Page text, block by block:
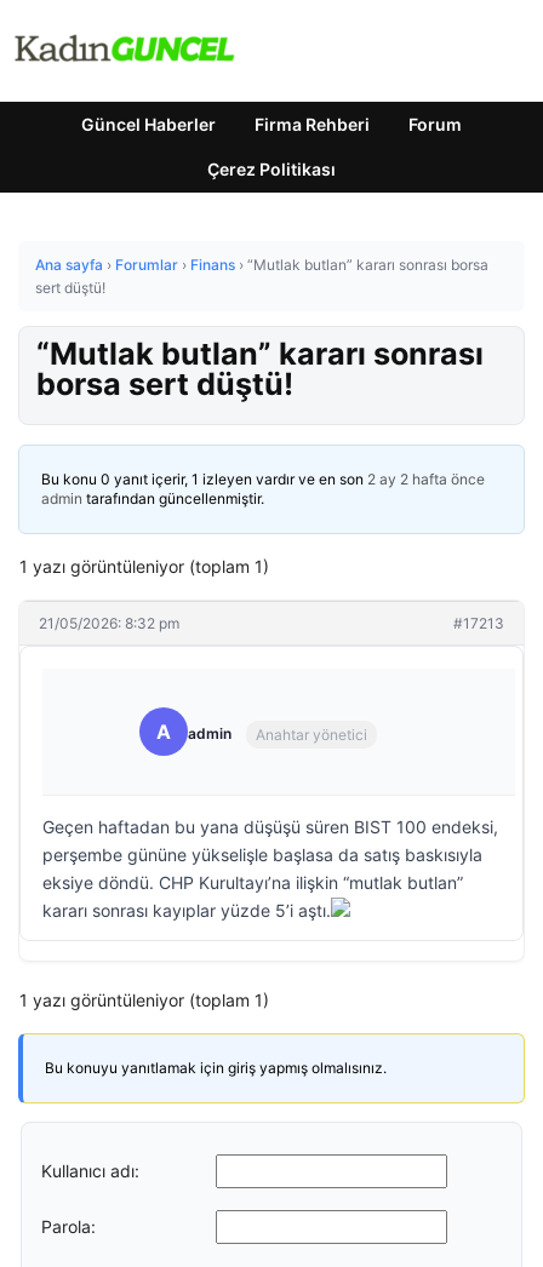
Güncel Haberler Firma Rehberi Forum
Çerez Politikası
Ana sayfa › Forumlar › Finans › “Mutlak butlan” kararı sonrası borsa
sert düştü!
“Mutlak butlan” kararı sonrası
borsa sert düştü!
Bu konu 0 yanıt içerir, 1 izleyen vardır ve en son 2 ay 2 hafta önce
admin tarafından güncellenmiştir.
1 yazı görüntüleniyor (toplam 1)
21/05/2026: 8:32 pm #17213
A admin Anahtar yönetici
Geçen haftadan bu yana düşüşü süren BIST 100 endeksi,
perşembe gününe yükselişle başlasa da satış baskısıyla
eksiye döndü. CHP Kurultayı’na ilişkin “mutlak butlan”
kararı sonrası kayıplar yüzde 5’i aştı.
1 yazı görüntüleniyor (toplam 1)
Bu konuyu yanıtlamak için giriş yapmış olmalısınız.
Kullanıcı adı:
Parola: